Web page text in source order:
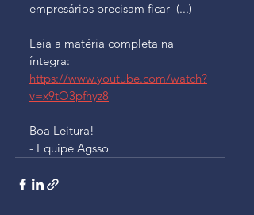
empresários precisam ficar  (...)
Leia a matéria completa na
íntegra:
https://www.youtube.com/watch?
v=x9tO3pfhyz8
Boa Leitura!
- Equipe Agsso